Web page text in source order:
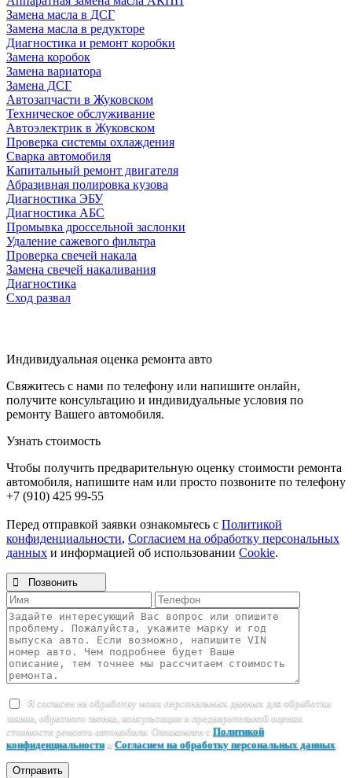
Замена масла в ДСГ
Замена масла в редукторе
Диагностика и ремонт коробки
Замена коробок
Замена вариатора
Замена ДСГ
Автозапчасти в Жуковском
Техническое обслуживание
Автоэлектрик в Жуковском
Проверка системы охлаждения
Сварка автомобиля
Капитальный ремонт двигателя
Абразивная полировка кузова
Диагностика ЭБУ
Диагностика АБС
Промывка дроссельной заслонки
Удаление сажевого фильтра
Проверка свечей накала
Замена свечей накаливания
Диагностика
Сход развал
Индивидуальная оценка ремонта авто
Свяжитесь с нами по телефону или напишите онлайн,
получите консультацию и индивидуальные условия по
ремонту Вашего автомобиля.
Узнать стоимость
Чтобы получить предварительную оценку стоимости ремонта
автомобиля, напишите нам или просто позвоните по телефону
+7 (910) 425 99-55
Перед отправкой заявки ознакомьтесь с Политикой
конфиденциальности, Согласием на обработку персональных
данных и информацией об использовании Cookie.
 Позвонить
Я согласен на обработку моих персональных данных для обработки
заявки, обратного звонка, консультации и предварительной оценки
стоимости ремонта автомобиля. Ознакомлен с Политикой
конфиденциальностии Согласием на обработку персональных данных
Отправить